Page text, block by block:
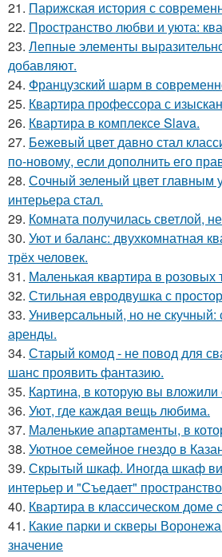
21. Парижская история с
22. Пространство любви и уюта:
23. Лепные элементы
добавляют.
24. Французский шарм в
25. Квартира профессора с
26. Квартира в комплексе Slava.
27. Бежевый цвет давно стал
по-новому, если дополнить его
28. Сочный зеленый цвет главным
интерьера стал.
29. Комната получилась светлой,
30. Уют и баланс: двухкомнатная
трёх человек.
31. Маленькая квартира в розовых
32. Стильная евродвушка с
33. Универсальный, но не скучный:
аренды.
34. Старый комод - не повод для
шанс проявить фантазию.
35. Картина, в которую вы вложили
36. Уют, где каждая вещь любима.
37. Маленькие апартаменты, в
38. Уютное семейное гнездо в
39. Скрытый шкаф. Иногда шкаф
интерьер и "Съедает"
40. Квартира в классическом доме
41. Какие парки и скверы
значение